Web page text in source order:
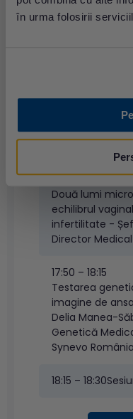
în urma folosirii
17:00 - 17:05
Deschiderea
Călătoria
primele BCF -
Specialist
17:30 - 17:50
Două lumi
echilibrul
infertilitate - Șef
Director
17:50 – 18:15
Testarea
imagine de
Delia Manea-
Genetică
Synevo România
18:15 – 18:30